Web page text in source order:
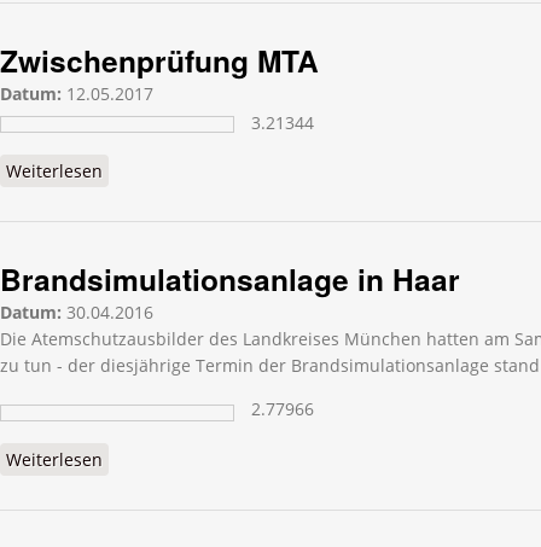
Zwischenprüfung MTA
Datum: 12.05.2017
3.21344
Weiterlesen
Brandsimulationsanlage in Haar
Datum: 30.04.2016
Die Atemschutzausbilder des Landkreises München hatten am
zu tun - der diesjährige Termin der Brandsimulationsanlage
2.77966
Weiterlesen